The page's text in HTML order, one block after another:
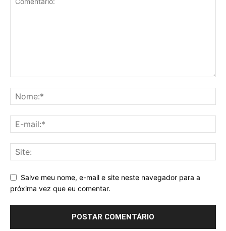
Salve meu nome, e-mail e site neste navegador para a
próxima vez que eu comentar.